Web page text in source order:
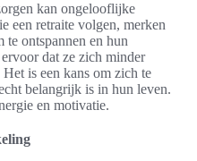
kan ongelooflijke
een retraite volgen, merken
te ontspannen en hun
dat ze zich minder
is een kans om zich te
belangrijk is in hun leven.
en motivatie.